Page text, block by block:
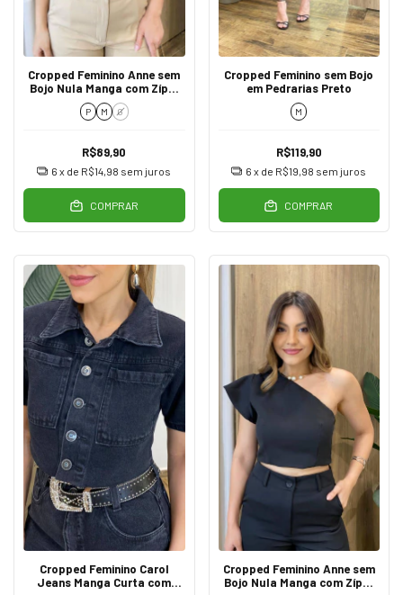
Cropped Feminino Anne sem
Bojo Nula Manga com Zíper
Nude
P M G
R$89,90
6 x de R$14,98 sem juros
COMPRAR
Cropped Feminino sem Bojo
em Pedrarias Preto
M
R$119,90
6 x de R$19,98 sem juros
COMPRAR
Cropped Feminino Carol
Jeans Manga Curta com
Cropped Feminino Anne sem
Bojo Nula Manga com Zíper